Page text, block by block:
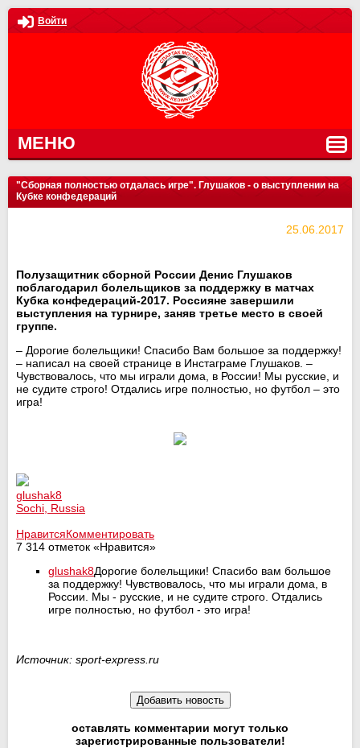
Войти
МЕНЮ
"Cборная полностью отдалась игре". Глушаков - о выступлении на
Кубке конфедераций
25.06.2017
Полузащитник сборной России Денис Глушаков
поблагодарил болельщиков за поддержку в матчах
Кубка конфедераций-2017. Россияне завершили
выступления на турнире, заняв третье место в своей
группе.
– Дорогие болельщики! Спасибо Вам большое за поддержку!
– написал на своей странице в Инстаграме Глушаков. –
Чувствовалось, что мы играли дома, в России! Мы русские, и
не судите строго! Отдались игре полностью, но футбол – это
игра!
glushak8
Sochi, Russia
НравитсяКомментировать
7 314 отметок «Нравится»
glushak8Дорогие болельщики! Спасибо вам большое
за поддержку! Чувствовалось, что мы играли дома, в
России. Мы - русские, и не судите строго. Отдались
игре полностью, но футбол - это игра!
Источник: sport-express.ru
оставлять комментарии могут только
зарегистрированные пользователи!